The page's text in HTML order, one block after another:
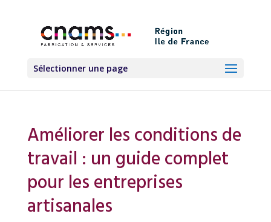
Sélectionner une page
Améliorer les conditions de
travail : un guide complet
pour les entreprises
artisanales